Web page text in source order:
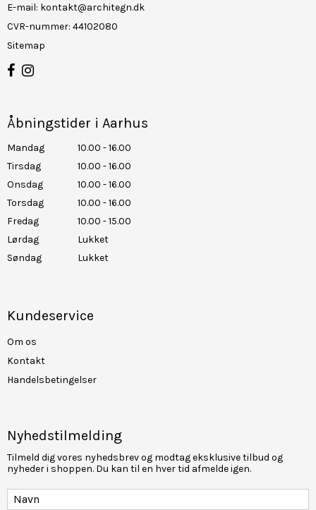
E-mail: kontakt@architegn.dk
CVR-nummer: 44102080
Sitemap
Åbningstider i Aarhus
Mandag
10.00 - 16.00
Tirsdag
10.00 - 16.00
Onsdag
10.00 - 16.00
Torsdag
10.00 - 16.00
Fredag
10.00 - 15.00
Lørdag
Lukket
Søndag
Lukket
Kundeservice
Om os
Kontakt
Handelsbetingelser
Nyhedstilmelding
Tilmeld dig vores nyhedsbrev og modtag eksklusive tilbud og
nyheder i shoppen. Du kan til en hver tid afmelde igen.